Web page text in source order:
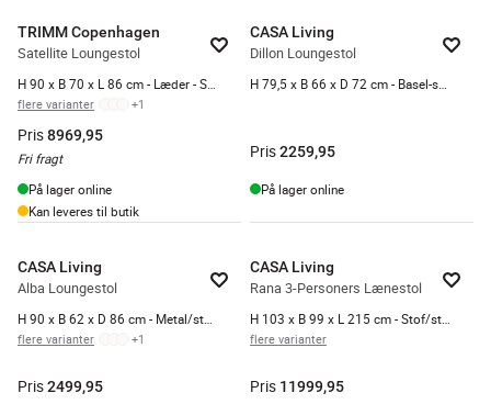
TRIMM Copenhagen
Satellite Loungestol
flere varianter +1
Pris8969,95
Fri fragt
På lager online
Kan leveres til butik
CASA Living
Dillon Loungestol
Pris2259,95
På lager online
CASA Living
Alba Loungestol
flere varianter +1
Pris2499,95
CASA Living
Rana 3-Personers Lænestol
flere varianter
Pris 11999,95